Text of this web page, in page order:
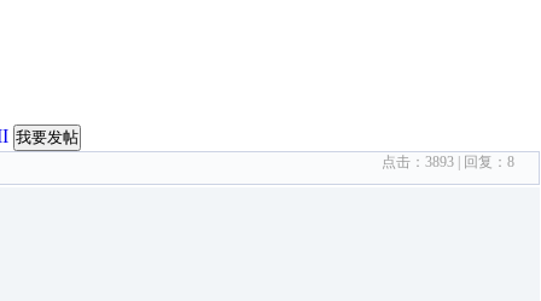
我要发帖
点击： 3893 | 回复： 8